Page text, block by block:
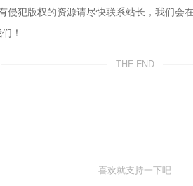
侵犯版权的资源请尽快联系站长，我们会
！
THE END
喜欢就支持一下吧